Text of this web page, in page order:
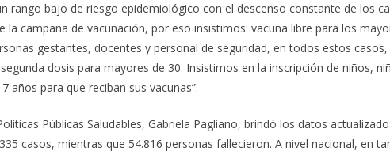
rango bajo de riesgo epidemiológico con el descenso constante de los
la campaña de vacunación, por eso insistimos: vacuna libre para los
gestantes, docentes y personal de seguridad, en todos estos casos,
dosis para mayores de 30. Insistimos en la inscripción de niños,
años para que reciban sus vacunas”.
Públicas Saludables, Gabriela Pagliano, brindó los datos
casos, mientras que 54.816 personas fallecieron. A nivel nacional, en